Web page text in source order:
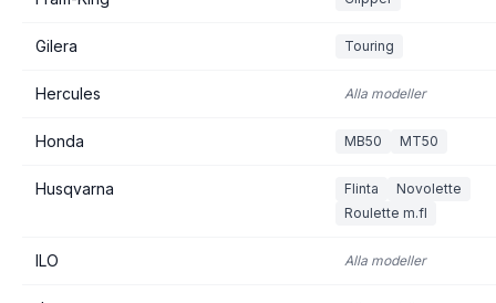
Gilera Touring
Hercules Alla modeller
Honda MB50 MT50
Husqvarna Flinta
Novolette
Roulette m.fl
ILO Alla modeller